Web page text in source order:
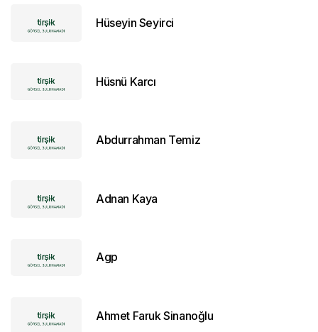
Hüseyin Seyirci
Hüsnü Karcı
Abdurrahman Temiz
Adnan Kaya
Agp
Ahmet Faruk Sinanoğlu